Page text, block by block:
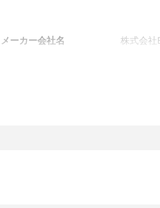
メーカー会社名 株式会社